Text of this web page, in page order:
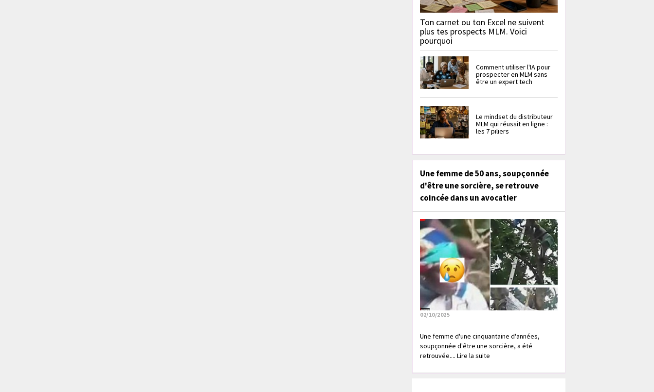
Ton carnet ou ton Excel ne suivent
plus tes prospects MLM. Voici
pourquoi
Comment utiliser l'IA pour
prospecter en MLM sans
être un expert tech
Le mindset du distributeur
MLM qui réussit en ligne :
les 7 piliers
Une femme de 50 ans, soupçonnée
d'être une sorcière, se retrouve
coincée dans un avocatier
02/10/2025
Une femme d'une cinquantaine d'années,
soupçonnée d'être une sorcière, a été
retrouvée.... Lire la suite